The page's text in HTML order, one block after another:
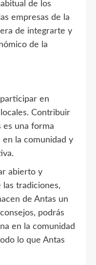
de los
empresas de la
de integrarte y
de la
en
Contribuir
es una forma
la comunidad y
abierto y
tradiciones,
de Antas un
podrás
en la comunidad
lo que Antas